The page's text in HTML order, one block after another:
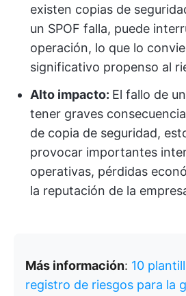
existen copias de
un SPOF falla, puede
operación, lo que lo
significativo propenso al
Alto impacto: El fallo de
tener graves
de copia de seguridad,
provocar importantes
operativas, pérdidas
la reputación de la
Más información: 10
registro de riesgos para la